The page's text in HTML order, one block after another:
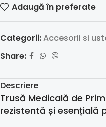
Adaugă în preferate
Categorii:Accesorii si
Share:
Descriere
Trusă Medicală de
rezistentă și esențială